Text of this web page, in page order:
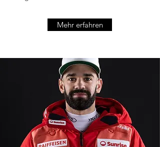
Mehr erfahren